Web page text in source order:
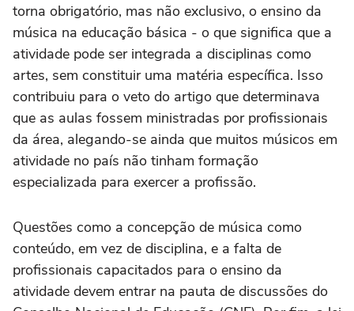
torna obrigatório, mas não exclusivo, o ensino da
música na educação básica - o que significa que a
atividade pode ser integrada a disciplinas como
artes, sem constituir uma matéria específica. Isso
contribuiu para o veto do artigo que determinava
que as aulas fossem ministradas por profissionais
da área, alegando-se ainda que muitos músicos em
atividade no país não tinham formação
especializada para exercer a profissão.
Questões como a concepção de música como
conteúdo, em vez de disciplina, e a falta de
profissionais capacitados para o ensino da
atividade devem entrar na pauta de discussões do